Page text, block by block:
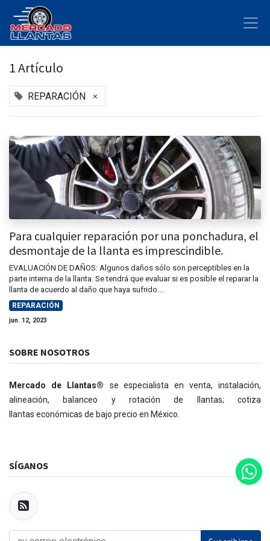
1 Artículo
REPARACIÓN ×
Para cualquier reparación por una ponchadura, el
desmontaje de la llanta es imprescindible.
EVALUACIÓN DE DAÑOS: Algunos daños sólo son perceptibles en la
parte interna de la llanta. Se tendrá que evaluar si es posible el reparar la
llanta de acuerdo al daño que haya sufrido....
REPARACIÓN
jun. 12, 2023
SOBRE NOSOTROS
Mercado de Llantas®
se especialista en venta, instalación,
alineación, balanceo y rotación de llantas; cotiza
llantas económicas de bajo precio en México.
SÍGANOS